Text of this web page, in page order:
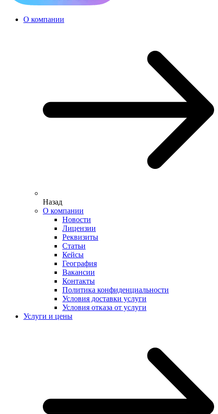
О компании
Назад
О компании
Новости
Лицензии
Реквизиты
Статьи
Кейсы
География
Вакансии
Контакты
Политика конфиденциальности
Условия доставки услуги
Условия отказа от услуги
Услуги и цены